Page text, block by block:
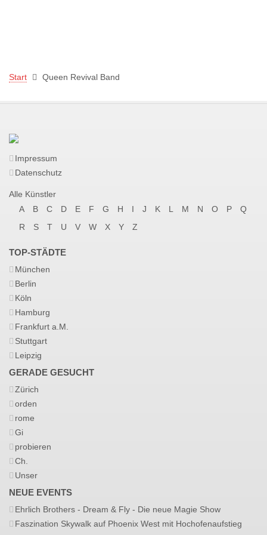
Start Queen Revival Band
Impressum
Datenschutz
Alle Künstler
A
B C D E F G H I J K L M N O P
Q
R
S T U V W X Y Z
TOP-STÄDTE
München
Berlin
Köln
Hamburg
Frankfurt a.M.
Stuttgart
Leipzig
GERADE GESUCHT
Zürich
orden
rome
Gi
probieren
Ch.
Unser
NEUE EVENTS
Ehrlich Brothers - Dream & Fly - Die neue Magie Show
Faszination Skywalk auf Phoenix West mit Hochofenaufstieg